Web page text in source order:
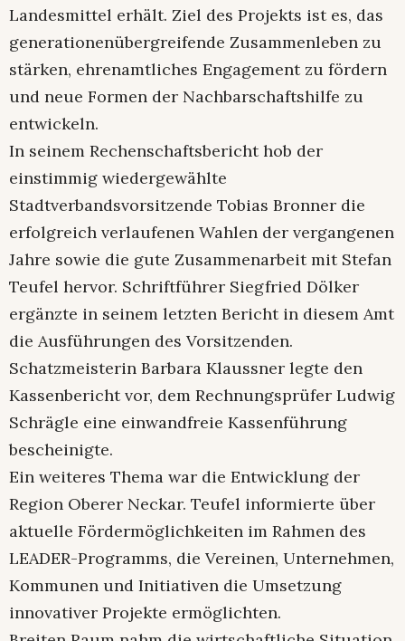
Landesmittel erhält. Ziel des Projekts ist es, das
generationenübergreifende Zusammenleben zu
stärken, ehrenamtliches Engagement zu fördern
und neue Formen der Nachbarschaftshilfe zu
entwickeln.
In seinem Rechenschaftsbericht hob der
einstimmig wiedergewählte
Stadtverbandsvorsitzende Tobias Bronner die
erfolgreich verlaufenen Wahlen der vergangenen
Jahre sowie die gute Zusammenarbeit mit Stefan
Teufel hervor. Schriftführer Siegfried Dölker
ergänzte in seinem letzten Bericht in diesem Amt
die Ausführungen des Vorsitzenden.
Schatzmeisterin Barbara Klaussner legte den
Kassenbericht vor, dem Rechnungsprüfer Ludwig
Schrägle eine einwandfreie Kassenführung
bescheinigte.
Ein weiteres Thema war die Entwicklung der
Region Oberer Neckar. Teufel informierte über
aktuelle Fördermöglichkeiten im Rahmen des
LEADER-Programms, die Vereinen, Unternehmen,
Kommunen und Initiativen die Umsetzung
innovativer Projekte ermöglichten.